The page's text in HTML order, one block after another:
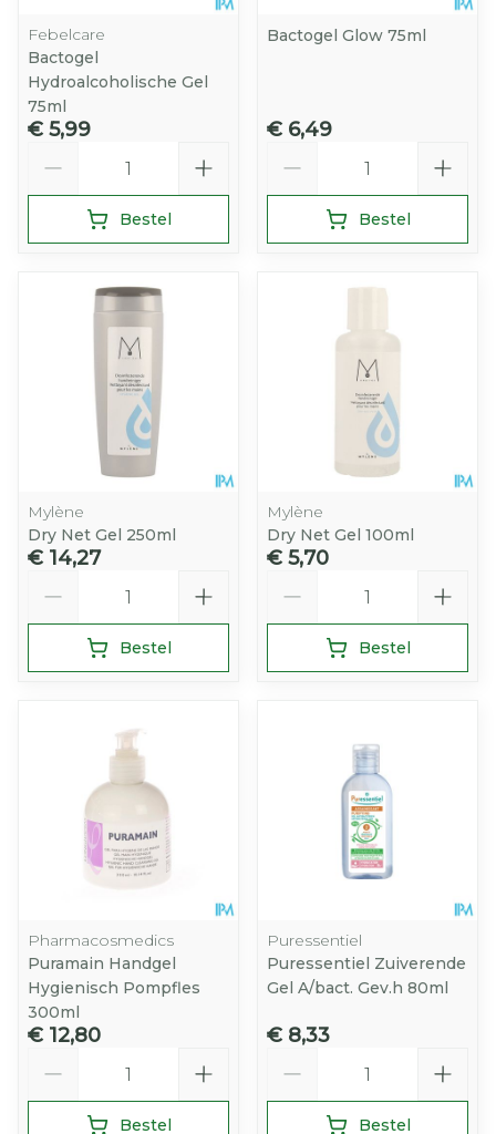
Febelcare
Bactogel
Hydroalcoholische Gel
75ml
€ 5,99
Bestel
Bactogel Glow 75ml
€ 6,49
Bestel
Mylène
Dry Net Gel 250ml
€ 14,27
Bestel
Mylène
Dry Net Gel 100ml
€ 5,70
Bestel
Pharmacosmedics
Puramain Handgel
Hygienisch Pompfles
300ml
€ 12,80
Bestel
Puressentiel
Puressentiel Zuiverende
Gel A/bact. Gev.h 80ml
€ 8,33
Bestel